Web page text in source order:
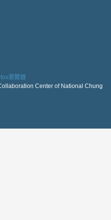
瀏覽器
Center of National Chung